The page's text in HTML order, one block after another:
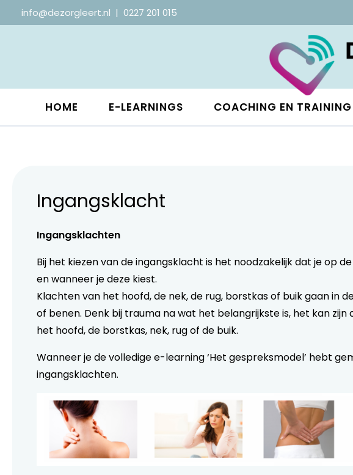
info@dezorgleert.nl | 0227 201 015
HOME E-LEARNINGS COACHING EN TRAINING
Ingangsklacht
Ingangsklachten
Bij het kiezen van de ingangsklacht is het noodzakelijk dat je op
en wanneer je deze kiest.
Klachten van het hoofd, de nek, de rug, borstkas of buik gaan in
of benen. Denk bij trauma na wat het belangrijkste is, het kan
het hoofd, de borstkas, nek, rug of de buik.
Wanneer je de volledige e-learning ‘Het gespreksmodel’ hebt
ingangsklachten.